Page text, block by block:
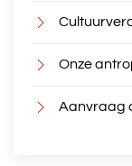
Onze
Aanvraag